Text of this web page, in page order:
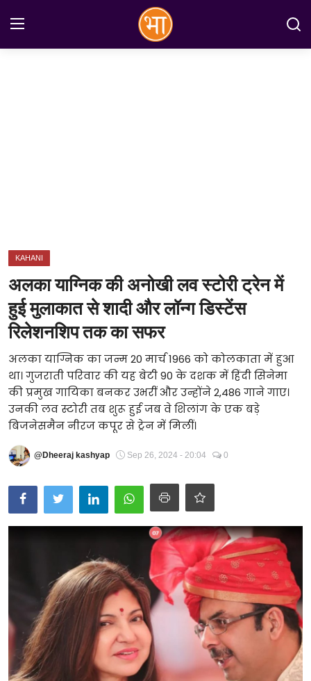
जानकारियाँ
मनोरंजन
Technology
RSS-संघ
KAHANI
अलका याग्निक की अनोखी लव स्टोरी ट्रेन में
हुई मुलाकात से शादी और लॉन्ग डिस्टेंस
रिलेशनशिप तक का सफर
अलका याग्निक का जन्म 20 मार्च 1966 को कोलकाता में हुआ
था। गुजराती परिवार की यह बेटी 90 के दशक में हिंदी सिनेमा
की प्रमुख गायिका बनकर उभरीं और उन्होंने 2,486 गाने गाए।
उनकी लव स्टोरी तब शुरू हुई जब वे शिलांग के एक बड़े
बिजनेसमैन नीरज कपूर से ट्रेन में मिलीं।
@Dheeraj kashyap Sep 26, 2024 - 20:04 0